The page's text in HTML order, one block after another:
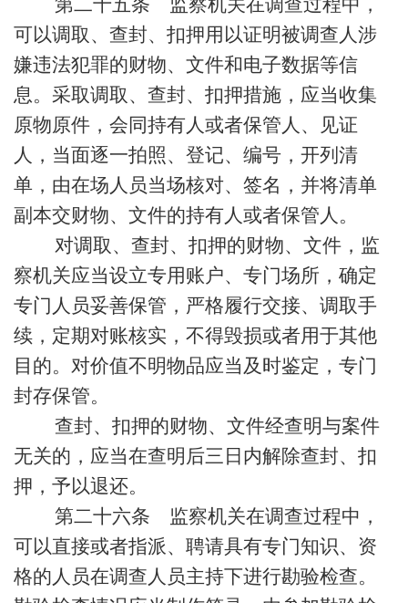
第二十五条 监察机关在调查过程中，
可以调取、查封、扣押用以证明被调查人涉
嫌违法犯罪的财物、文件和电子数据等信
息。采取调取、查封、扣押措施，应当收集
原物原件，会同持有人或者保管人、见证
人，当面逐一拍照、登记、编号，开列清
单，由在场人员当场核对、签名，并将清单
副本交财物、文件的持有人或者保管人。
对调取、查封、扣押的财物、文件，监
察机关应当设立专用账户、专门场所，确定
专门人员妥善保管，严格履行交接、调取手
续，定期对账核实，不得毁损或者用于其他
目的。对价值不明物品应当及时鉴定，专门
封存保管。
查封、扣押的财物、文件经查明与案件
无关的，应当在查明后三日内解除查封、扣
押，予以退还。
第二十六条 监察机关在调查过程中，
可以直接或者指派、聘请具有专门知识、资
格的人员在调查人员主持下进行勘验检查。